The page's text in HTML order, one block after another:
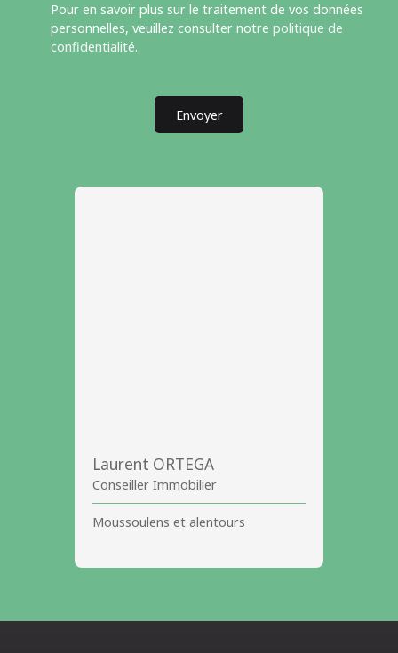
Pour en savoir plus sur le traitement de vos données
personnelles, veuillez consulter notre politique de
confidentialité.
Envoyer
Laurent ORTEGA
Conseiller Immobilier
Moussoulens et alentours